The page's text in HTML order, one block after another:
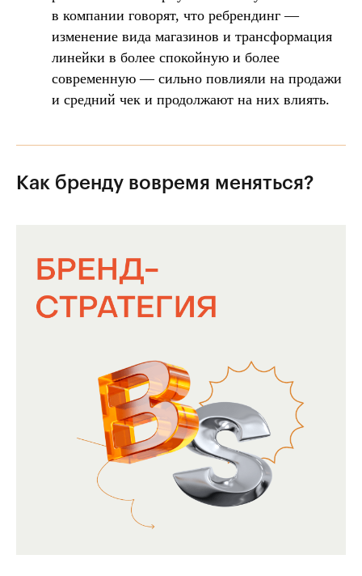
в компании говорят, что ребрендинг —
изменение вида магазинов и трансформация
линейки в более спокойную и более
современную — сильно повлияли на продажи
и средний чек и продолжают на них влиять.
Как бренду вовремя меняться?